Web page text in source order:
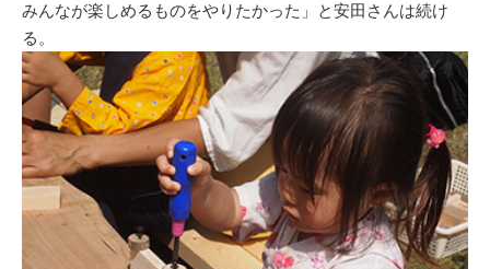
みんなが楽しめるものをやりたかった」と安田さんは続け
る。